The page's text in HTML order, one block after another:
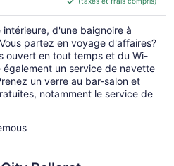
de 142 $ CA
par
nuit
d'une baignoire à
partez en voyage d'affaires?
ouvert en tout temps et du Wi-
également un service de navette
un verre au bar-salon et
notamment le service de